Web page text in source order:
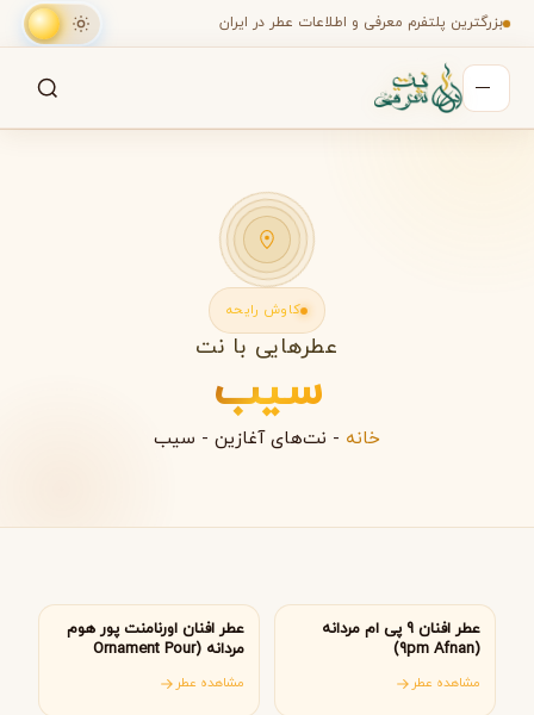
بزرگترین پلتفرم معرفی و اطلاعات عطر در ایران
کاوش رایحه
عطرهایی با نت
سیب
خانه - نت‌های آغازین - سیب
عطر افنان 9 پی ام مردانه
(9pm Afnan)
مشاهده عطر
عطر افنان اورنامنت پور هوم
مردانه (Ornament Pour
مشاهده عطر